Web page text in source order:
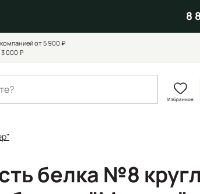
8
от 5 900 ₽
3 000 ₽
Избранное
белка №8